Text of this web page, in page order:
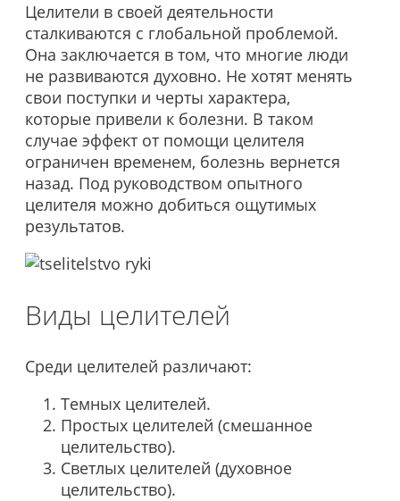
Целители в своей деятельности
сталкиваются с глобальной проблемой.
Она заключается в том, что многие люди
не развиваются духовно. Не хотят менять
свои поступки и черты характера,
которые привели к болезни. В таком
случае эффект от помощи целителя
ограничен временем, болезнь вернется
назад. Под руководством опытного
целителя можно добиться ощутимых
результатов.
Виды целителей
Среди целителей различают:
Темных целителей.
Простых целителей (смешанное
целительство).
Светлых целителей (духовное
целительство).